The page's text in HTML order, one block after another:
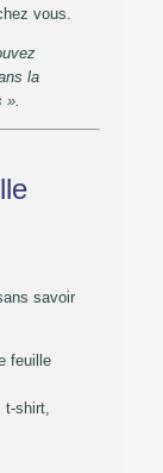
vous.
la
».
savoir
feuille
shirt,